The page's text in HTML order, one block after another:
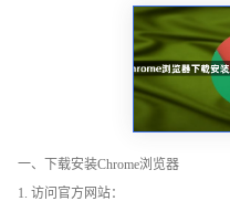
一、下载安装Chrome浏览器
1. 访问官方网站：